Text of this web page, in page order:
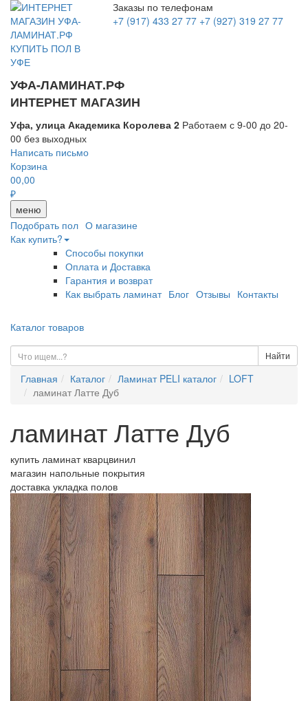
Заказы по телефонам
+7 (917) 433 27 77 +7 (927) 319 27 77
УФА-ЛАМИНАТ.РФ
ИНТЕРНЕТ МАГАЗИН
Уфа, улица Академика Королева 2 Работаем с 9-00 до 20-
00 без выходных
Написать письмо
Корзина
00,00
₽
меню
Подобрать пол О магазине
Как купить?
Способы покупки
Оплата и Доставка
Гарантия и возврат
Как выбрать ламинат Блог Отзывы Контакты
Каталог товаров
Найти
Главная Каталог Ламинат PELI каталог
LOFT
ламинат Латте Дуб
ламинат Латте Дуб
купить ламинат кварцвинил
магазин напольные покрытия
доставка укладка полов